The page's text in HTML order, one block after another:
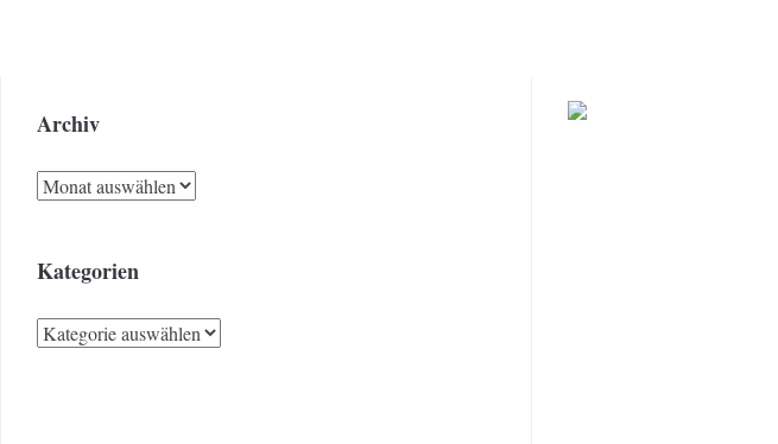
Archiv
Archiv
Kategorien
Kategorien